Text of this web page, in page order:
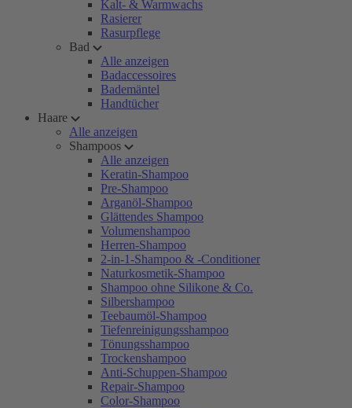
Kalt- & Warmwachs
Rasierer
Rasurpflege
Bad
Alle anzeigen
Badaccessoires
Bademäntel
Handtücher
Haare
Alle anzeigen
Shampoos
Alle anzeigen
Keratin-Shampoo
Pre-Shampoo
Arganöl-Shampoo
Glättendes Shampoo
Volumenshampoo
Herren-Shampoo
2-in-1-Shampoo & -Conditioner
Naturkosmetik-Shampoo
Shampoo ohne Silikone & Co.
Silbershampoo
Teebaumöl-Shampoo
Tiefenreinigungsshampoo
Tönungsshampoo
Trockenshampoo
Anti-Schuppen-Shampoo
Repair-Shampoo
Color-Shampoo